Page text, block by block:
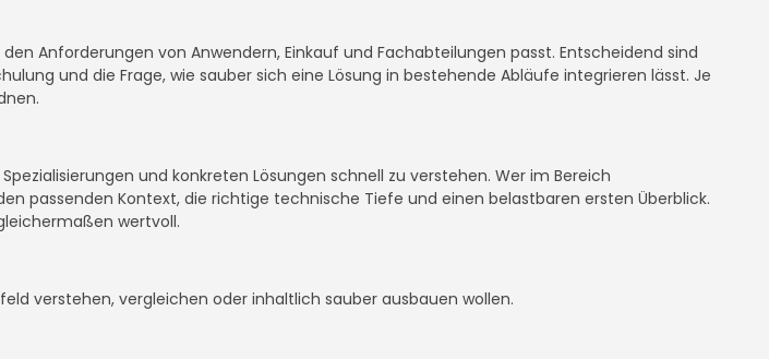
Anforderungen von Anwendern, Einkauf und Fachabteilungen passt. Entscheidend sind
und die Frage, wie sauber sich eine Lösung in bestehende Abläufe integrieren lässt. Je
und konkreten Lösungen schnell zu verstehen. Wer im Bereich
passenden Kontext, die richtige technische Tiefe und einen belastbaren ersten Überblick.
wertvoll.
verstehen, vergleichen oder inhaltlich sauber ausbauen wollen.